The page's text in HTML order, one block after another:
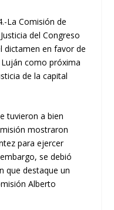
La Comisión de
del Congreso
dictamen en favor de
como próxima
de la capital
tuvieron a bien
mostraron
para ejercer
se debió
que destaque un
Alberto